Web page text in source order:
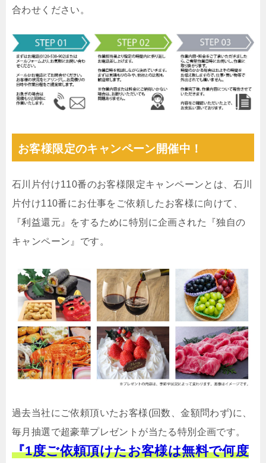
合わせください。
お客様限定のキャンペーン開催中！
石川片付け110番のお客様限定キャンペーンとは、石川
片付け110番にお仕事をご依頼したお客様に向けて、
『利益還元』をするために特別に企画された『独自の
キャンペーン』です。
過去当社にご依頼頂いたお客様(回数、金額問わず)に、
毎月抽選で超豪華プレゼントが当たる特別企画です。
『1度ご依頼頂けたお客様は無料で何度